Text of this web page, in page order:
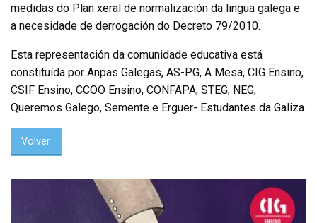
medidas do Plan xeral de normalización da lingua galega e
a necesidade de derrogación do Decreto 79/2010.
Esta representación da comunidade educativa está
constituída por Anpas Galegas, AS-PG, A Mesa, CIG Ensino,
CSIF Ensino, CCOO Ensino, CONFAPA, STEG, NEG,
Queremos Galego, Semente e Erguer- Estudantes da Galiza.
Volver